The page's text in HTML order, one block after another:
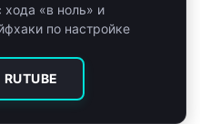
«в ноль» и
по настройке
RUTUBE